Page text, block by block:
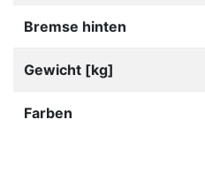
Bremse hinten
Gewicht [kg]
Farben